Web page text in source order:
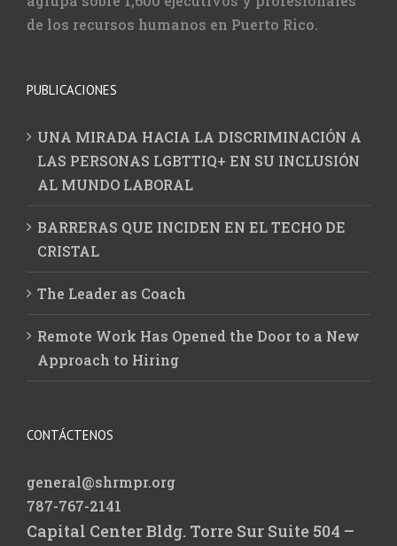
de los recursos humanos en Puerto Rico.
PUBLICACIONES
UNA MIRADA HACIA LA DISCRIMINACIÓN A
LAS PERSONAS LGBTTIQ+ EN SU INCLUSIÓN
AL MUNDO LABORAL
BARRERAS QUE INCIDEN EN EL TECHO DE
CRISTAL
The Leader as Coach
Remote Work Has Opened the Door to a New
Approach to Hiring
CONTÁCTENOS
general@shrmpr.org
787-767-2141
Capital Center Bldg. Torre Sur Suite 504 –